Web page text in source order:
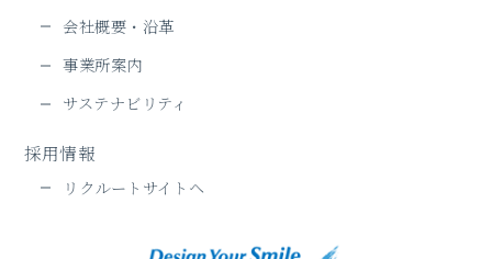
会社概要・沿革
事業所案内
サステナビリティ
採用情報
リクルートサイトヘ